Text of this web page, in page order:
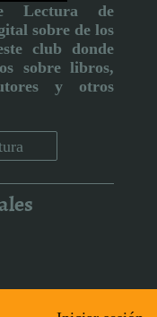
Lectura de
sobre de los
club donde
sobre libros,
y otros